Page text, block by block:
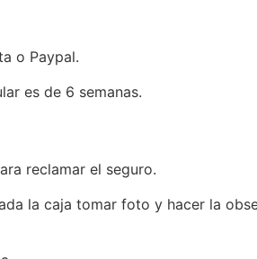
o Paypal.
es de 6 semanas.
reclamar el seguro.
la caja tomar foto y hacer la